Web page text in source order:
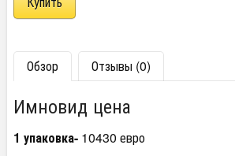
Обзор Отзывы (0)
Имновид цена
1 упаковка- 10430 евро